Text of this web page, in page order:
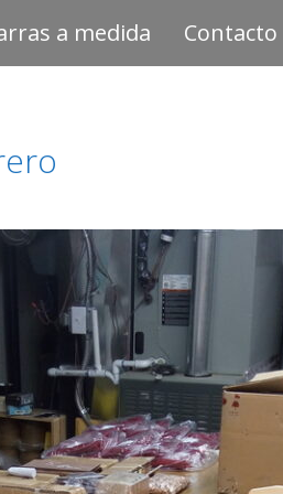
a medida Contacto